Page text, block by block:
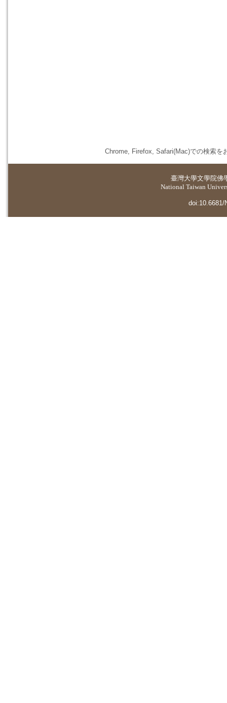
Chrome, Firefox, Safari(Mac)での検索を
臺灣大學文學院佛
National Taiwan
doi:10.6681/